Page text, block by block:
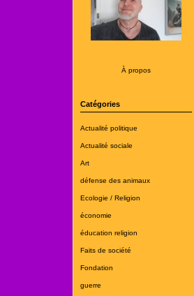
À propos
Catégories
Actualité politique
Actualité sociale
Art
défense des animaux
Ecologie / Religion
économie
éducation religion
Faits de société
Fondation
guerre